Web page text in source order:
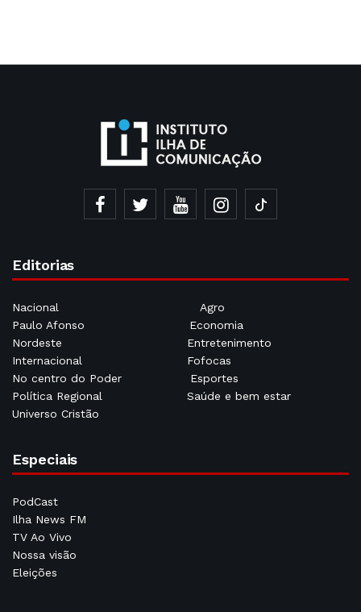
Editorias
Nacional
Agro
Paulo Afonso
Economia
Nordeste
Entretenimento
Internacional
Fofocas
No centro do Poder
Esportes
Política Regional
Saúde e bem estar
Universo Cristão
Especiais
PodCast
Ilha News FM
TV Ao Vivo
Nossa visão
Eleições